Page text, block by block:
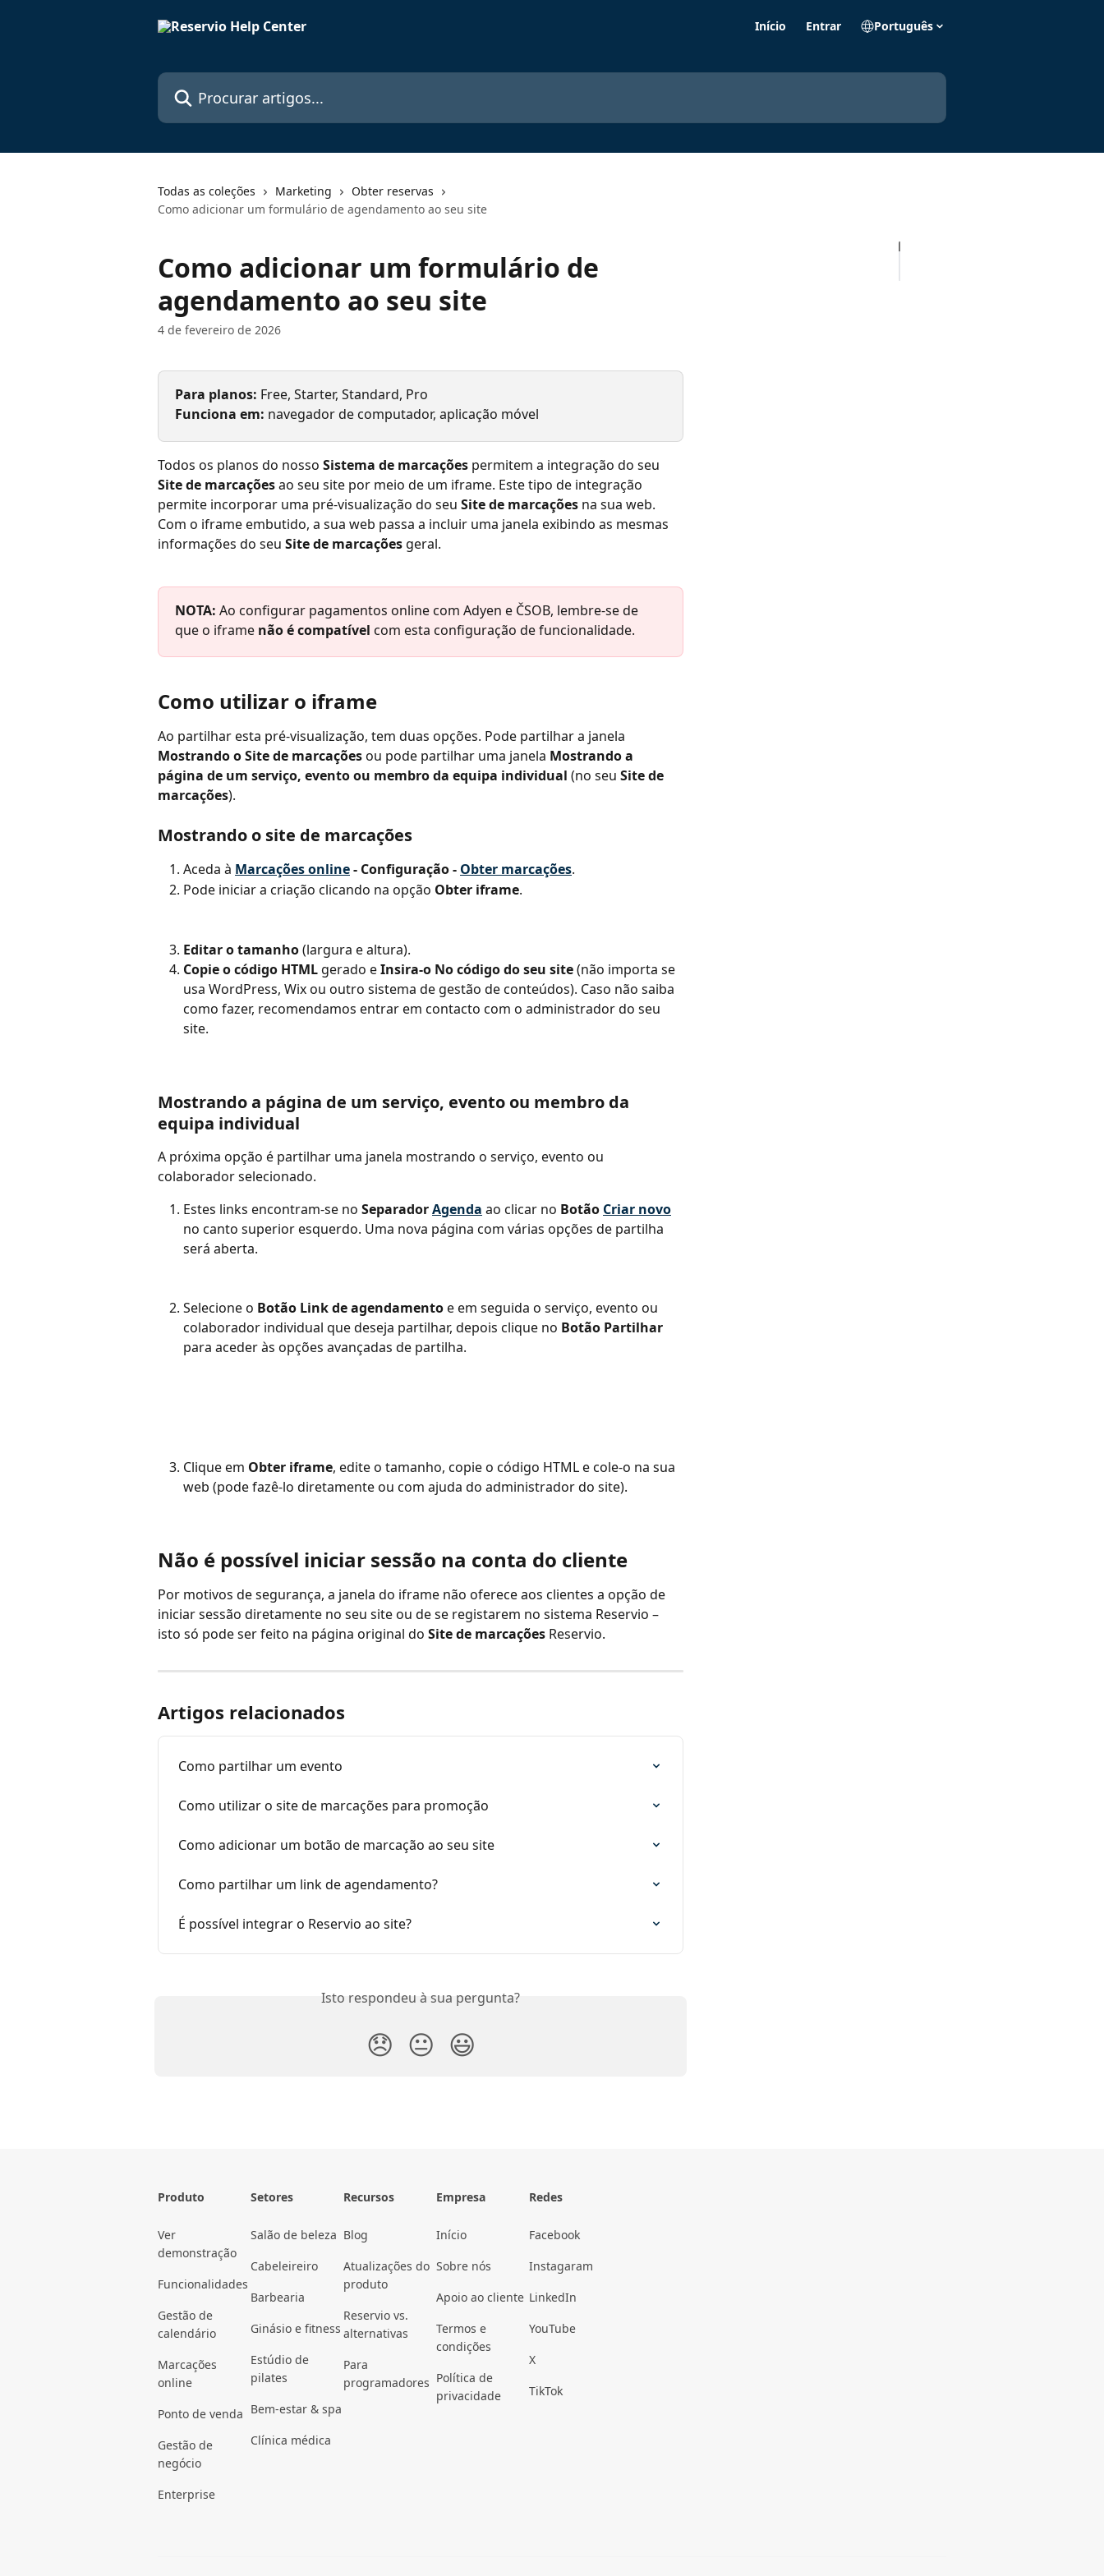
Início Entrar Português
Procurar artigos...
Todas as coleções Marketing
Obter reservas
Como adicionar um formulário de agendamento ao seu site
Como adicionar um formulário de
agendamento ao seu site
4 de fevereiro de 2026
Para planos: Free, Starter, Standard, Pro
Funciona em: navegador de computador, aplicação móvel
Todos os planos do nosso Sistema de marcações permitem a integração do seu
Site de marcações ao seu site por meio de um iframe. Este tipo de integração
permite incorporar uma pré-visualização do seu Site de marcações na sua web.
Com o iframe embutido, a sua web passa a incluir uma janela exibindo as mesmas
informações do seu Site de marcações geral.
NOTA: Ao configurar pagamentos online com Adyen e ČSOB, lembre-se de
que o iframe não é compatível com esta configuração de funcionalidade.
Como utilizar o iframe
Ao partilhar esta pré-visualização, tem duas opções. Pode partilhar a janela
Mostrando o Site de marcações ou pode partilhar uma janela Mostrando a
página de um serviço, evento ou membro da equipa individual (no seu Site de
marcações).
Mostrando o site de marcações
Aceda à Marcações online - Configuração - Obter marcações.
Pode iniciar a criação clicando na opção Obter iframe.
Editar o tamanho (largura e altura).
Copie o código HTML gerado e Insira-o No código do seu site (não importa se
usa WordPress, Wix ou outro sistema de gestão de conteúdos). Caso não saiba
como fazer, recomendamos entrar em contacto com o administrador do seu
site.
Mostrando a página de um serviço, evento ou membro da
equipa individual
A próxima opção é partilhar uma janela mostrando o serviço, evento ou
colaborador selecionado.
Estes links encontram-se no Separador Agenda ao clicar no Botão Criar novo
no canto superior esquerdo. Uma nova página com várias opções de partilha
será aberta.
Selecione o Botão Link de agendamento e em seguida o serviço, evento ou
colaborador individual que deseja partilhar, depois clique no Botão Partilhar
para aceder às opções avançadas de partilha.
Clique em Obter iframe, edite o tamanho, copie o código HTML e cole-o na sua
web (pode fazê-lo diretamente ou com ajuda do administrador do site).
Não é possível iniciar sessão na conta do cliente
Por motivos de segurança, a janela do iframe não oferece aos clientes a opção de
iniciar sessão diretamente no seu site ou de se registarem no sistema Reservio –
isto só pode ser feito na página original do Site de marcações Reservio.
Artigos relacionados
Como partilhar um evento
Como utilizar o site de marcações para promoção
Como adicionar um botão de marcação ao seu site
Como partilhar um link de agendamento?
É possível integrar o Reservio ao site?
Isto respondeu à sua pergunta?
😞 😐 😃
Produto
Ver
demonstração
Funcionalidades
Gestão de
calendário
Marcações
online
Ponto de venda
Gestão de
negócio
Enterprise
Setores
Salão de beleza
Cabeleireiro
Barbearia
Ginásio e fitness
Estúdio de
pilates
Bem-estar & spa
Clínica médica
Recursos
Blog
Atualizações do
produto
Reservio vs.
alternativas
Para
programadores
Empresa
Início
Sobre nós
Apoio ao cliente
Termos e
condições
Política de
privacidade
Redes
Facebook
Instagaram
LinkedIn
YouTube
X
TikTok